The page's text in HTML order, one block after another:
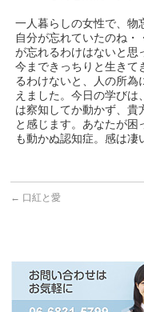
一人暮らしの女性で、物
自分が忘れていたのね
が忘れるわけはないと思
今まできっちりと生きて
るわけないと、人の所為
えました。今日の学びは
は察知してか動かず、貴
と感じます。あなたが
も動かぬ認知症。感は凄
← 口紅と愛